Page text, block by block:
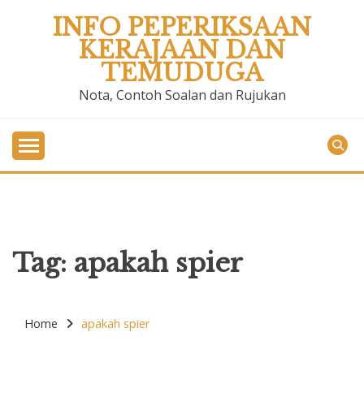
INFO PEPERIKSAAN
KERAJAAN DAN
TEMUDUGA
Nota, Contoh Soalan dan Rujukan
Tag: apakah spier
Home apakah spier